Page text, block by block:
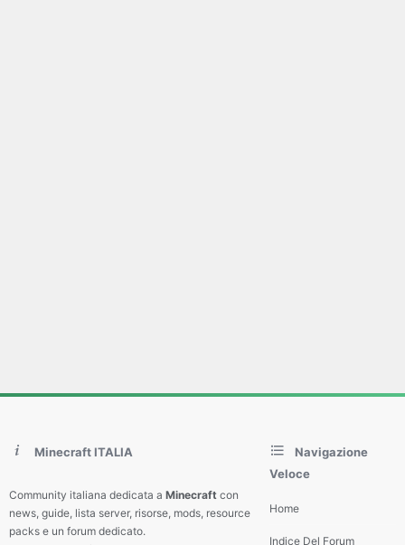
Minecraft ITALIA
Community italiana dedicata a Minecraft con
news, guide, lista server, risorse, mods, resource
packs e un forum dedicato.
Navigazione
Veloce
Home
Indice Del Forum